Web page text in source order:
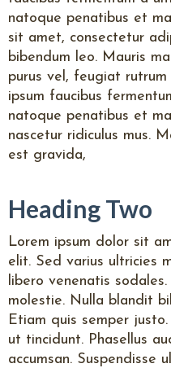
natoque penatibus et
sit amet, consectetur
bibendum leo. Mauris
purus vel, feugiat
ipsum faucibus
natoque penatibus et
nascetur ridiculus mus.
est gravida,
Heading Two
Lorem ipsum dolor sit
elit. Sed varius ultricies
libero venenatis
molestie. Nulla blandit
Etiam quis semper
ut tincidunt. Phasellus
accumsan. Suspendisse